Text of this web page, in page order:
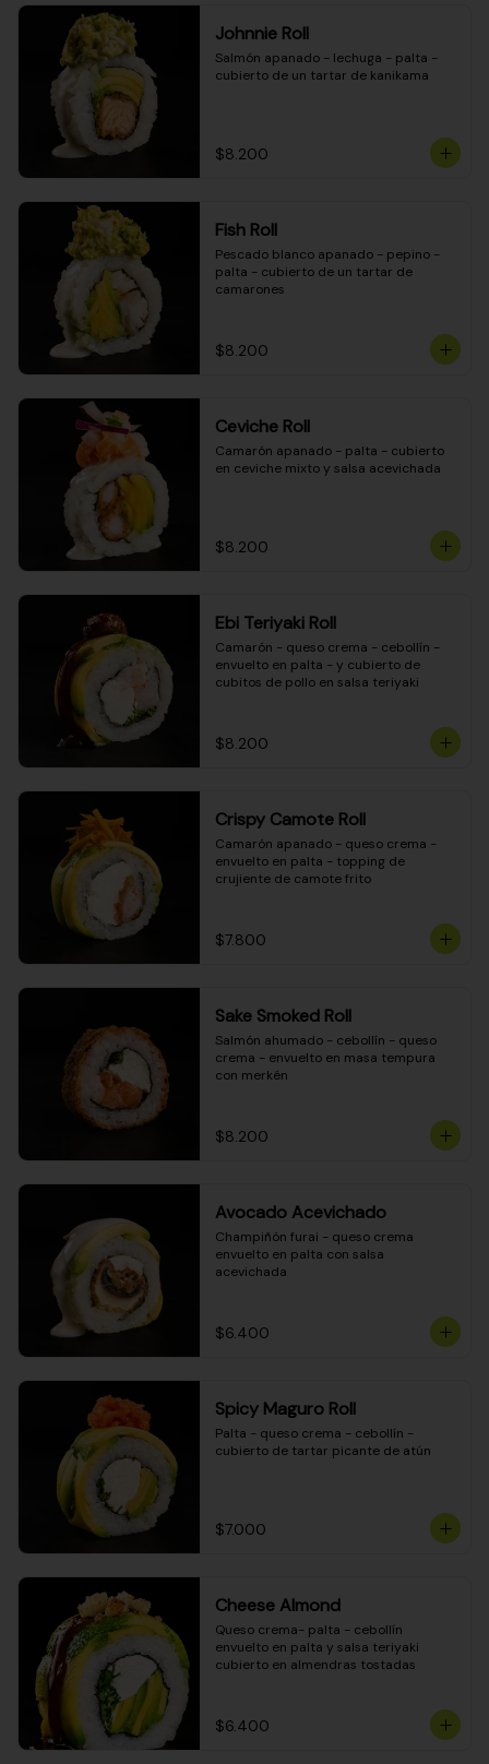
Johnnie Roll
Salmón apanado - lechuga - palta -
cubierto de un tartar de kanikama
$8.200
Fish Roll
Pescado blanco apanado - pepino -
palta - cubierto de un tartar de
camarones
$8.200
Ceviche Roll
Camarón apanado - palta - cubierto
en ceviche mixto y salsa acevichada
$8.200
Ebi Teriyaki Roll
Camarón - queso crema - cebollín -
envuelto en palta - y cubierto de
cubitos de pollo en salsa teriyaki
$8.200
Crispy Camote Roll
Camarón apanado - queso crema -
envuelto en palta - topping de
crujiente de camote frito
$7.800
Sake Smoked Roll
Salmón ahumado - cebollín - queso
crema - envuelto en masa tempura
con merkén
$8.200
Avocado Acevichado
Champiñón furai - queso crema
envuelto en palta con salsa
acevichada
$6.400
Spicy Maguro Roll
Palta - queso crema - cebollín -
cubierto de tartar picante de atún
$7.000
Cheese Almond
Queso crema- palta - cebollín
envuelto en palta y salsa teriyaki
cubierto en almendras tostadas
$6.400